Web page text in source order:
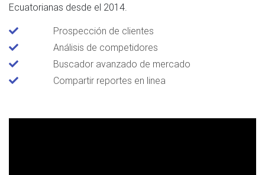
Ecuatorianas desde el 2014.
Prospección de clientes
Análisis de competidores
Buscador avanzado de mercado
Compartir reportes en linea